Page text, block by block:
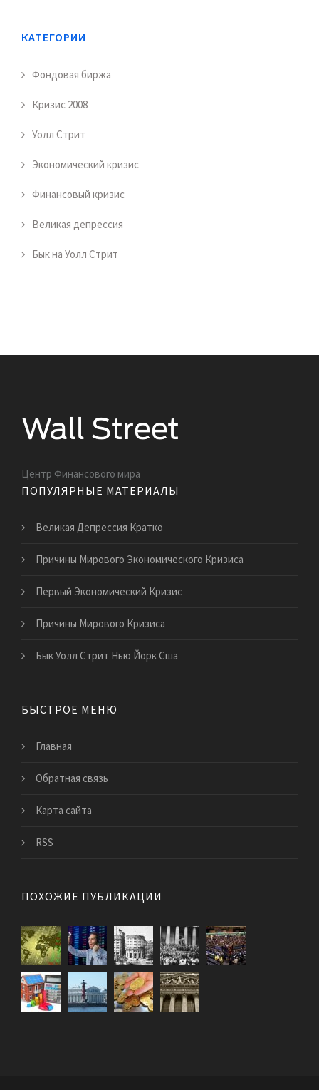
КАТЕГОРИИ
Фондовая биржа
Кризис 2008
Уолл Стрит
Экономический кризис
Финансовый кризис
Великая депрессия
Бык на Уолл Стрит
Центр Финансового мира
ПОПУЛЯРНЫЕ МАТЕРИАЛЫ
Великая Депрессия Кратко
Причины Мирового Экономического Кризиса
Первый Экономический Кризис
Причины Мирового Кризиса
Бык Уолл Стрит Нью Йорк Сша
БЫСТРОЕ МЕНЮ
Главная
Обратная связь
Карта сайта
RSS
ПОХОЖИЕ ПУБЛИКАЦИИ